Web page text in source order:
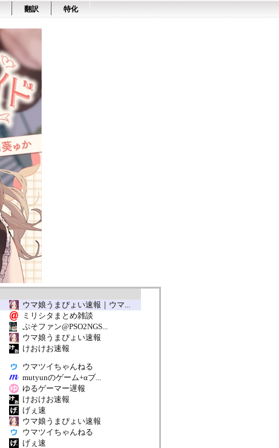
翻訳 特化
ウマ娘うまぴょい速報｜ウマ...
ミリシタまとめ雑談
ぷそファン@PSO2NGS...
ウマ娘うまぴょい速報
けおけお速報
ウマツイちゃんねる
mutyunのゲーム+αブ...
ゆるゲーマー遅報
けおけお速報
げぇ速
ウマ娘うまぴょい速報
ウマツイちゃんねる
げぇ速